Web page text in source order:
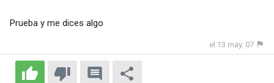
Prueba y me dices algo
el 13 may. 07